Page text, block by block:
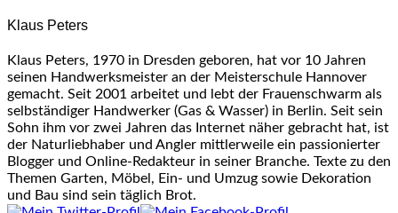
below.
Klaus Peters
Klaus Peters, 1970 in Dresden geboren, hat vor 10 Jahren
seinen Handwerksmeister an der Meisterschule Hannover
gemacht. Seit 2001 arbeitet und lebt der Frauenschwarm als
selbständiger Handwerker (Gas & Wasser) in Berlin. Seit sein
Sohn ihm vor zwei Jahren das Internet näher gebracht hat, ist
der Naturliebhaber und Angler mittlerweile ein passionierter
Blogger und Online-Redakteur in seiner Branche. Texte zu den
Themen Garten, Möbel, Ein- und Umzug sowie Dekoration
und Bau sind sein täglich Brot.